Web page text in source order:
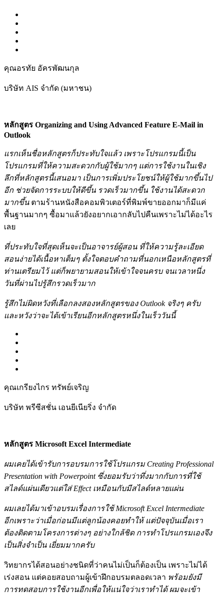
คุณอรทัย อัครพัฒนกุล
บริษัท AIS จำกัด (มหาชน)
หลักสูตร Organizing and Using Advanced Feature E-Mail in
Outlook
แรกเห็นชื่อหลักสูตรก็ประทับใจแล้ว เพราะโปรแกรมนี้เป็น
โปรแกรมที่ให้ความสะดวกกับผู้ใช้มากๆ แต่การใช้งานในเชิง
ลึกที่หลักสูตรนี้เสนอมา เป็นการเพิ่มประโยชน์ให้ผู้ใช้มากขึ้นไป
อีก ช่วยจัดการระบบให้ดีขึ้น รวดเร็วมากขึ้น ใช้งานได้สะดวก
มากขึ้น ตามร้านหนังสือคอมพิวเตอร์ที่พิมพ์ขายออกมาก็มีแค่
พื้นฐานมากๆ ซื้อมาแล้วยังอยากเอากลับไปคืนเพราะไม่ได้อะไร
เลย
ที่ประทับใจที่สุดเห็นจะเป็นอาจารย์ผู้สอน ที่ให้ความรู้ละเอียด
สอนง่ายได้เนื้อหาเต็มๆ ตั้งใจตอบคำถามที่นอกเหนือหลักสูตรที่
ท่านเตรียมไว้ แต่ก็พยายามสอนให้เข้าใจจนครบ จนเวลาหนึ่ง
วันที่ผ่านไปรู้สึกรวดเร็วมาก
รู้สึกไม่ผิดหวังที่เลือกลงสองหลักสูตรของ Outlook จริงๆ ครับ
และหวังว่าจะได้เข้าเรียนอีกหลักสูตรหนึ่งในเร็ววันนี้
คุณเกรียงไกร ทรัพย์เจริญ
บริษัท พรีซีสชั่น เอนยีเนียริ่ง จำกัด
หลักสูตร Microsoft Excel Intermediate
ผมเคยได้เข้ารับการอบรมการใช้โปรแกรม Creating Professional
Presentation with Powerpoint ซึ่งยอมรับว่าทึ่งมากกับการที่ใช้
สไลด์แผ่นเดียวแต่ใส่ Effect เหมือนกับมีสไลด์หลายแผ่น
ผมเลยได้มาเข้าอบรมเรื่องการใช้ Microsoft Excel Intermediate
อีกเพราะว่าเมื่อก่อนมีแต่ลูกน้องคอยทำให้ แต่ปัจจุบันเมื่อเรา
ต้องติดตามโครงการต่างๆ อย่างใกล้ชิด การทำโปรแกรมเองจึง
เป็นสิ่งจำเป็น เยี่ยมมากครับ
วิทยากรได้สอนอย่างชนิดที่ว่าคนไม่เป็นก็ต้องเป็น เพราะไม่ได้
เร่งสอน แต่คอยสอบถามผู้เข้าฝึกอบรมตลอดเวลา พร้อมยังมี
การทดสอบการใช้งานอีกเพื่อให้แน่ใจว่าเราทำได้ ผมจะเข้า